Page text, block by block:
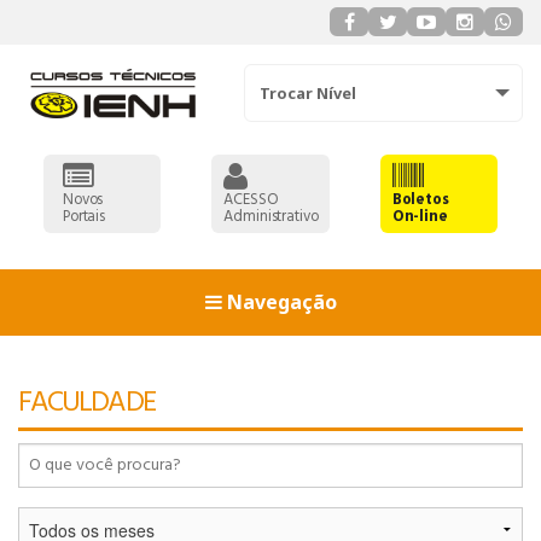
Trocar Nível
Novos
Portais
ACESSO
Administrativo
Boletos
On-line
Navegação
FACULDADE
90
92
93